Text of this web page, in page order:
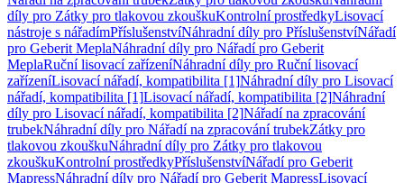
díly pro Zátky pro tlakovou zkouškuKontrolní prostředkyLisovací
nástroje s nářadímPříslušenstvíNáhradní díly pro PříslušenstvíNářadí
pro Geberit MeplaNáhradní díly pro Nářadí pro Geberit
MeplaRuční lisovací zařízeníNáhradní díly pro Ruční lisovací
zařízeníLisovací nářadí, kompatibilita [1]Náhradní díly pro Lisovací
nářadí, kompatibilita [1]Lisovací nářadí, kompatibilita [2]Náhradní
díly pro Lisovací nářadí, kompatibilita [2]Nářadí na zpracování
trubekNáhradní díly pro Nářadí na zpracování trubekZátky pro
tlakovou zkouškuNáhradní díly pro Zátky pro tlakovou
zkouškuKontrolní prostředkyPříslušenstvíNářadí pro Geberit
MapressNáhradní díly pro Nářadí pro Geberit MapressLisovací